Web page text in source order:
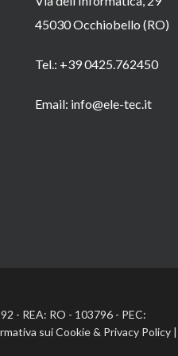
45030 Occhiobello (RO)
Tel.: +39 0425.762450
Email: info@ele-tec.it
- REA: RO - 103796 - PEC:
sui Cookie& Privacy Policy|